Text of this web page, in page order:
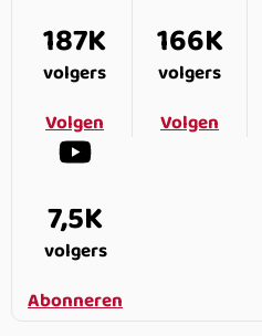
187K
volgers
Volgen
166K
volgers
Volgen
7,5K
volgers
Abonneren